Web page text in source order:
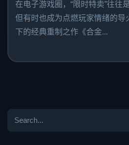
在电子游戏圈，“限时特卖”往往
但有时也成为点燃玩家情绪的导
下的经典重制之作《合金...